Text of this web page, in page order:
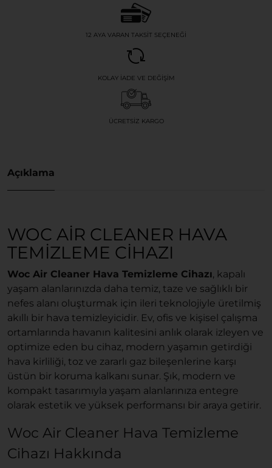
12 AYA VARAN TAKSIT SEÇENEĞI
KOLAY İADE VE DEĞIŞIM
ÜCRETSIZ KARGO
Açıklama
WOC AIR CLEANER HAVA
TEMIZLEME CIHAZI
Woc Air Cleaner Hava Temizleme Cihazı, kapalı
yaşam alanlarınızda daha temiz, taze ve sağlıklı bir
nefes alanı oluşturmak için ileri teknolojiyle üretilmiş
akıllı bir hava temizleyicidir. Ev, ofis ve kişisel çalışma
ortamlarında havanın kalitesini anlık olarak izleyen ve
optimize eden bu cihaz, modern yaşamın getirdiği
hava kirliliği, toz ve zararlı gaz bileşenlerine karşı
üstün bir koruma kalkanı sunar. Şık, modern ve
kompakt tasarımıyla yaşam alanlarınıza entegre
olarak estetik ve yüksek performansı bir araya getirir.
Woc Air Cleaner Hava Temizleme
Cihazı Hakkında